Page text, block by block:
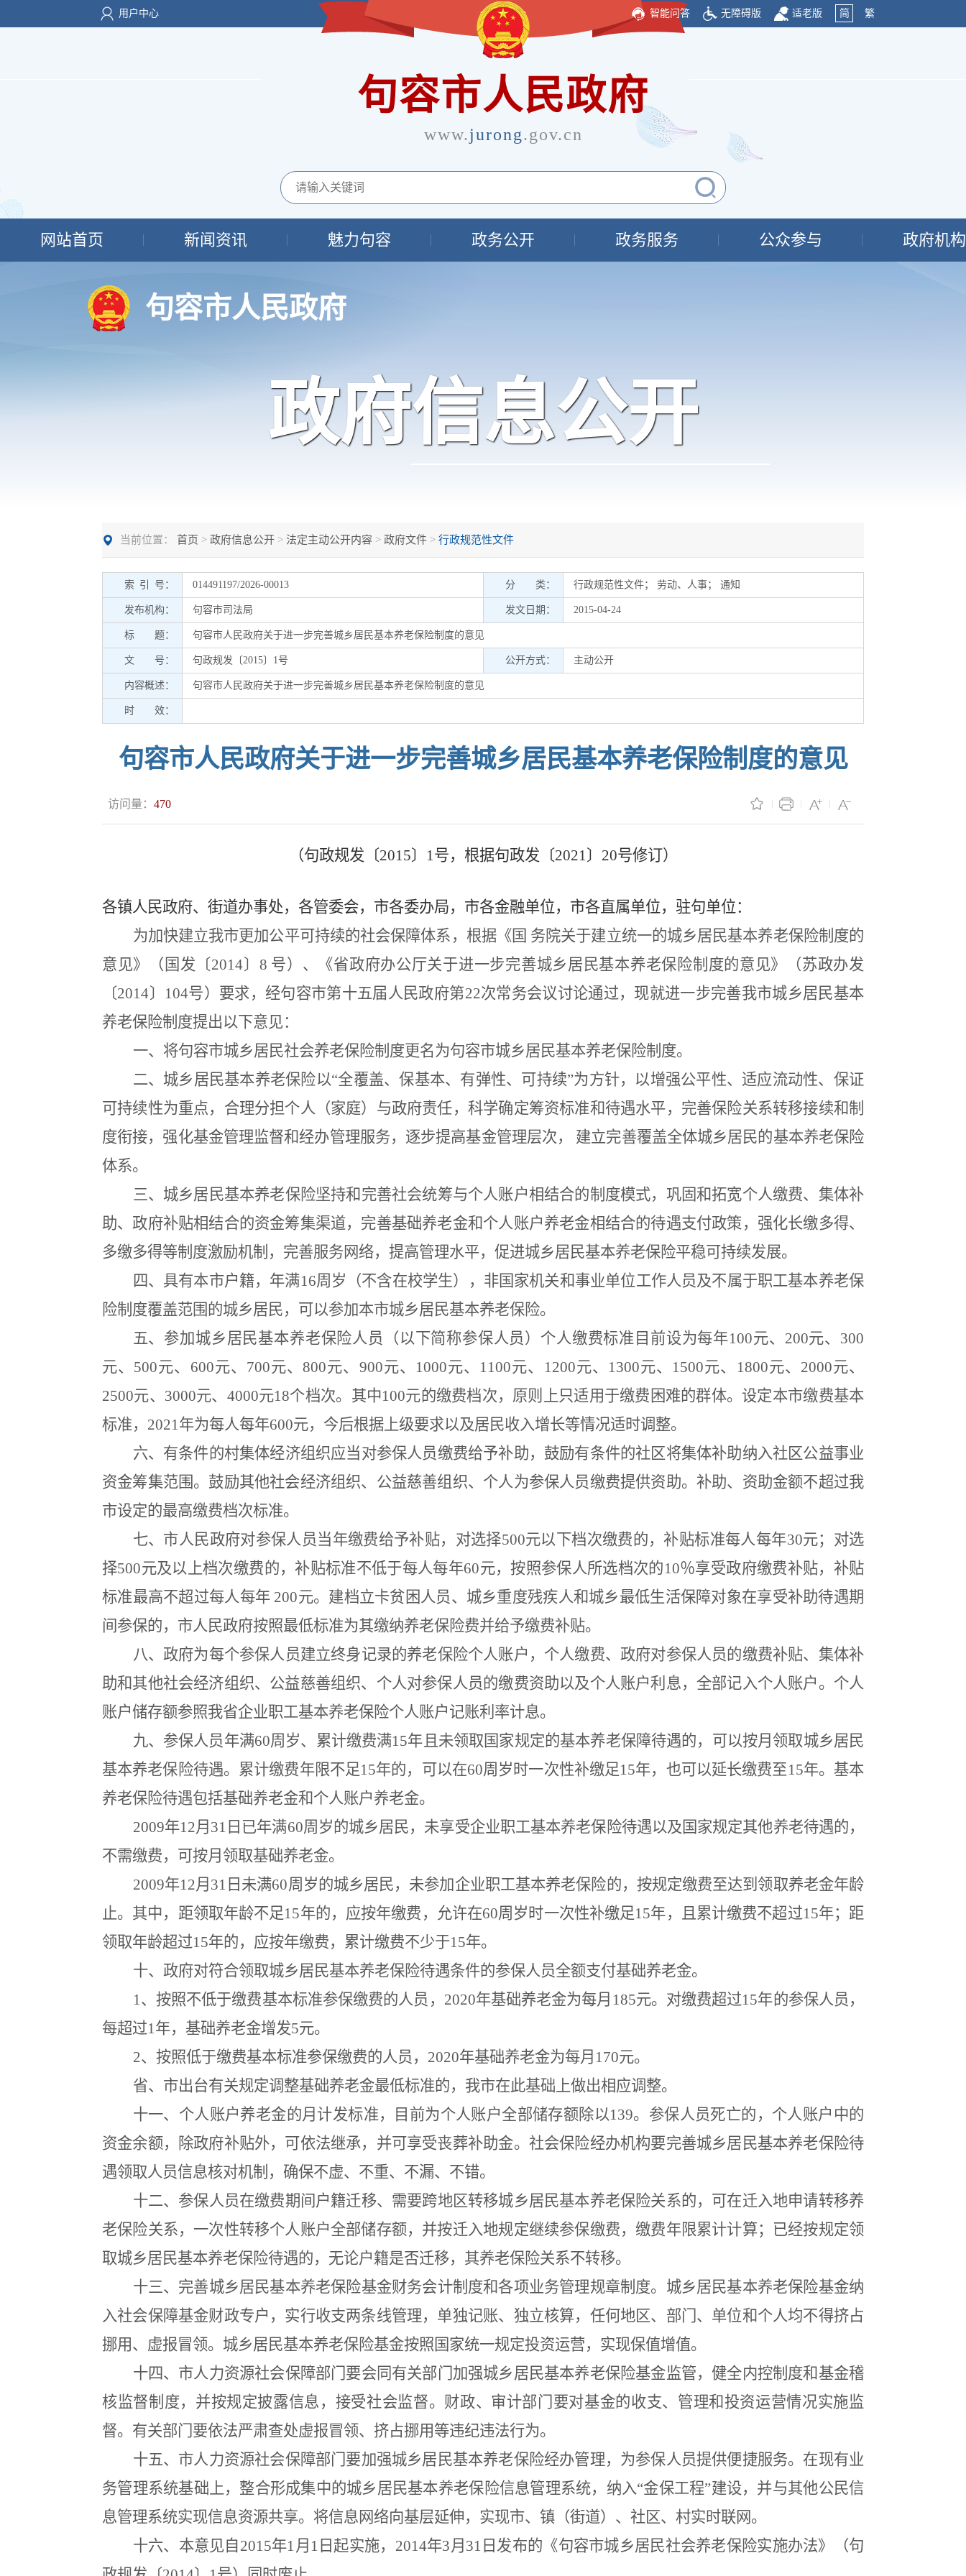
用户中心 智能问答 无障碍版 适老版 简 繁
句容市人民政府
www.jurong.gov.cn
网站首页 新闻资讯 魅力句容 政务公开 政务服务 公众参与 政府机构
句容市人民政府
政府信息公开
当前位置： 首页 > 政府信息公开 > 法定主动公开内容 > 政府文件 > 行政规范性文件
索 引 号： 014491197/2026-00013 分 类： 行政规范性文件； 劳动、人事； 通知
发布机构： 句容市司法局 发文日期： 2015-04-24
标 题： 句容市人民政府关于进一步完善城乡居民基本养老保险制度的意见
文 号： 句政规发〔2015〕1号 公开方式： 主动公开
内容概述： 句容市人民政府关于进一步完善城乡居民基本养老保险制度的意见
时 效：
句容市人民政府关于进一步完善城乡居民基本养老保险制度的意见
访问量： 470
（句政规发〔2015〕 1号，根据句政发〔2021〕 20号修订）
各镇人民政府、街道办事处，各管委会，市各委办局，市各金融单位，市各直属单位，驻句单位：
为加快建立我市更加公平可持续的社会保障体系，根据《国 务院关于建立统一的城乡居民基本养老保险制度的
意见》（国发〔2014〕 8 号）、《省政府办公厅关于进一步完善城乡居民基本养老保险制度的意见》（苏政办发
〔2014〕 104号）要求，经句容市第十五届人民政府第22次常务会议讨论通过，现就进一步完善我市城乡居民基本
养老保险制度提出以下意见：
一、将句容市城乡居民社会养老保险制度更名为句容市城乡居民基本养老保险制度。
二、城乡居民基本养老保险以“全覆盖、保基本、有弹性、可持续”为方针，以增强公平性、适应流动性、保证
可持续性为重点，合理分担个人（家庭）与政府责任，科学确定筹资标准和待遇水平，完善保险关系转移接续和制
度衔接，强化基金管理监督和经办管理服务，逐步提高基金管理层次，
建立完善覆盖全体城乡居民的基本养老保险
体系。
三、城乡居民基本养老保险坚持和完善社会统筹与个人账户相结合的制度模式，巩固和拓宽个人缴费、集体补
助、政府补贴相结合的资金筹集渠道，完善基础养老金和个人账户养老金相结合的待遇支付政策，强化长缴多得、
多缴多得等制度激励机制，完善服务网络，提高管理水平，促进城乡居民基本养老保险平稳可持续发展。
四、具有本市户籍，年满16周岁（不含在校学生），非国家机关和事业单位工作人员及不属于职工基本养老保
险制度覆盖范围的城乡居民，可以参加本市城乡居民基本养老保险。
五、参加城乡居民基本养老保险人员（以下简称参保人员）个人缴费标准目前设为每年100元、 200元、 300
元、 500元、 600元、 700元、800元、 900元、 1000元、 1100元、 1200元、 1300元、 1500元、 1800元、 2000元、
2500元、 3000元、 4000元18个档次。其中100元的缴费档次，原则上只适用于缴费困难的群体。设定本市缴费基本
标准， 2021年为每人每年600元，今后根据上级要求以及居民收入增长等情况适时调整。
六、有条件的村集体经济组织应当对参保人员缴费给予补助，鼓励有条件的社区将集体补助纳入社区公益事业
资金筹集范围。鼓励其他社会经济组织、公益慈善组织、个人为参保人员缴费提供资助。补助、资助金额不超过我
市设定的最高缴费档次标准。
七、市人民政府对参保人员当年缴费给予补贴，对选择500元以下档次缴费的，补贴标准每人每年30元；对选
择500元及以上档次缴费的，补贴标准不低于每人每年60元，按照参保人所选档次的10％享受政府缴费补贴，补贴
标准最高不超过每人每年 200元。建档立卡贫困人员、城乡重度残疾人和城乡最低生活保障对象在享受补助待遇期
间参保的，市人民政府按照最低标准为其缴纳养老保险费并给予缴费补贴。
八、政府为每个参保人员建立终身记录的养老保险个人账户，个人缴费、政府对参保人员的缴费补贴、集体补
助和其他社会经济组织、公益慈善组织、个人对参保人员的缴费资助以及个人账户利息，全部记入个人账户。个人
账户储存额参照我省企业职工基本养老保险个人账户记账利率计息。
九、参保人员年满60周岁、累计缴费满15年且未领取国家规定的基本养老保障待遇的，可以按月领取城乡居民
基本养老保险待遇。累计缴费年限不足15年的，可以在60周岁时一次性补缴足15年，也可以延长缴费至15年。基本
养老保险待遇包括基础养老金和个人账户养老金。
2009年12月 31 日已年满60周岁的城乡居民，未享受企业职工基本养老保险待遇以及国家规定其他养老待遇的，
不需缴费，可按月领取基础养老金。
2009年12月 31 日未满60周岁的城乡居民，未参加企业职工基本养老保险的，按规定缴费至达到领取养老金年龄
止。其中，距领取年龄不足15年的，应按年缴费，允许在60周岁时一次性补缴足15年，且累计缴费不超过15年；距
领取年龄超过15年的，应按年缴费，累计缴费不少于15年。
十、政府对符合领取城乡居民基本养老保险待遇条件的参保人员全额支付基础养老金。
1、按照不低于缴费基本标准参保缴费的人员， 2020年基础养老金为每月 185元。对缴费超过15年的参保人员，
每超过1年，基础养老金增发5元。
2、按照低于缴费基本标准参保缴费的人员， 2020年基础养老金为每月 170元。
省、市出台有关规定调整基础养老金最低标准的，我市在此基础上做出相应调整。
十一、个人账户养老金的月计发标准，目前为个人账户全部储存额除以139。参保人员死亡的，个人账户中的
资金余额，除政府补贴外，可依法继承，并可享受丧葬补助金。社会保险经办机构要完善城乡居民基本养老保险待
遇领取人员信息核对机制，确保不虚、不重、不漏、不错。
十二、参保人员在缴费期间户籍迁移、需要跨地区转移城乡居民基本养老保险关系的，可在迁入地申请转移养
老保险关系，一次性转移个人账户全部储存额，并按迁入地规定继续参保缴费，缴费年限累计计算；已经按规定领
取城乡居民基本养老保险待遇的，无论户籍是否迁移，其养老保险关系不转移。
十三、完善城乡居民基本养老保险基金财务会计制度和各项业务管理规章制度。城乡居民基本养老保险基金纳
入社会保障基金财政专户，实行收支两条线管理，单独记账、独立核算，任何地区、部门、单位和个人均不得挤占
挪用、虚报冒领。城乡居民基本养老保险基金按照国家统一规定投资运营，实现保值增值。
十四、市人力资源社会保障部门要会同有关部门加强城乡居民基本养老保险基金监管，健全内控制度和基金稽
核监督制度，并按规定披露信息，接受社会监督。财政、审计部门要对基金的收支、管理和投资运营情况实施监
督。有关部门要依法严肃查处虚报冒领、挤占挪用等违纪违法行为。
十五、市人力资源社会保障部门要加强城乡居民基本养老保险经办管理，为参保人员提供便捷服务。在现有业
务管理系统基础上，整合形成集中的城乡居民基本养老保险信息管理系统，纳入“金保工程”建设，并与其他公民信
息管理系统实现信息资源共享。将信息网络向基层延伸，实现市、镇（街道）、社区、村实时联网。
十六、本意见自 2015年1 月 1 日起实施， 2014年3月 31 日发布的《句容市城乡居民社会养老保险实施办法》（句